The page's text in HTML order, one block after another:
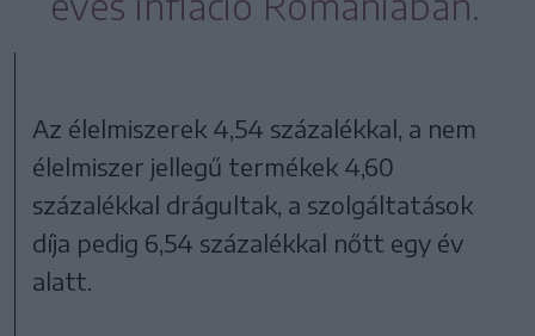
Az élelmiszerek 4,54 százalékkal, a nem
élelmiszer jellegű termékek 4,60
százalékkal drágultak, a szolgáltatások
díja pedig 6,54 százalékkal nőtt egy év
alatt.